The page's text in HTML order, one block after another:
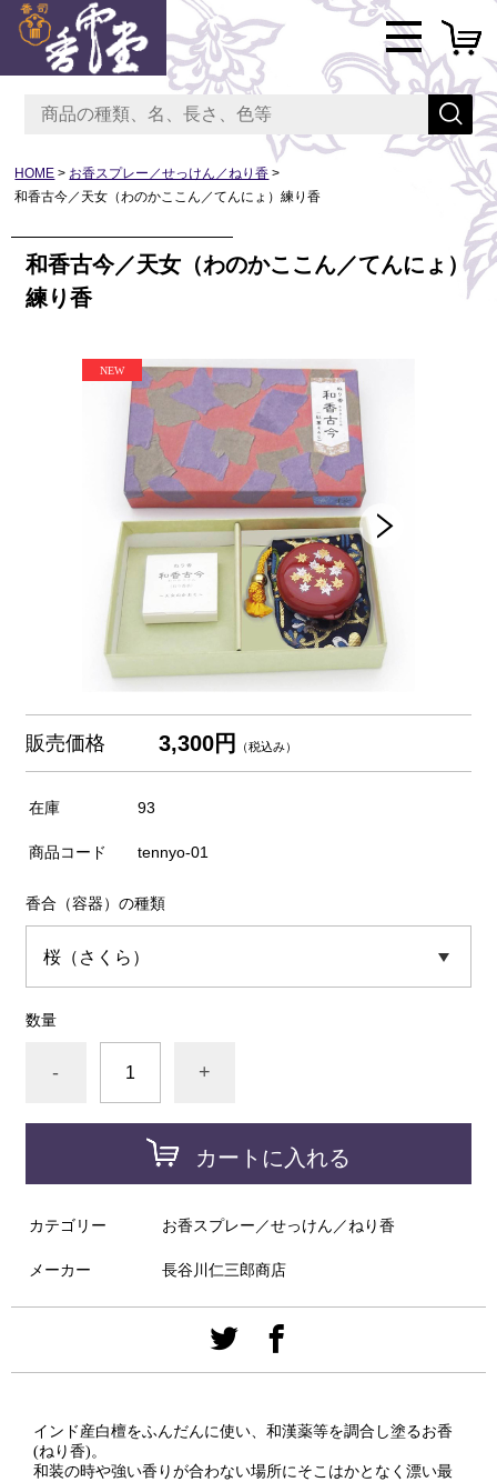
HOME
お香スプレー／せっけん／ねり香
和香古今／天女（わのかここん／てんにょ）練り香
和香古今／天女（わのかここん／てんにょ）
練り香
販売価格 3,300円 （税込み）
在庫 93
商品コード tennyo-01
香合（容器）の種類
数量
- +
カートに入れる
カテゴリー お香スプレー／せっけん／ねり香
メーカー 長谷川仁三郎商店
インド産白檀をふんだんに使い、和漢薬等を調合し塗るお香
(ねり香)。
和装の時や強い香りが合わない場所にそこはかとなく漂い最